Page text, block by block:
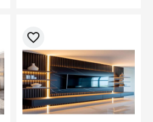
favorite_border